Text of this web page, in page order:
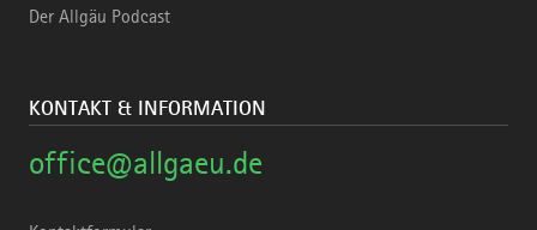
Der Allgäu Podcast
KONTAKT & INFORMATION
office@allgaeu.de